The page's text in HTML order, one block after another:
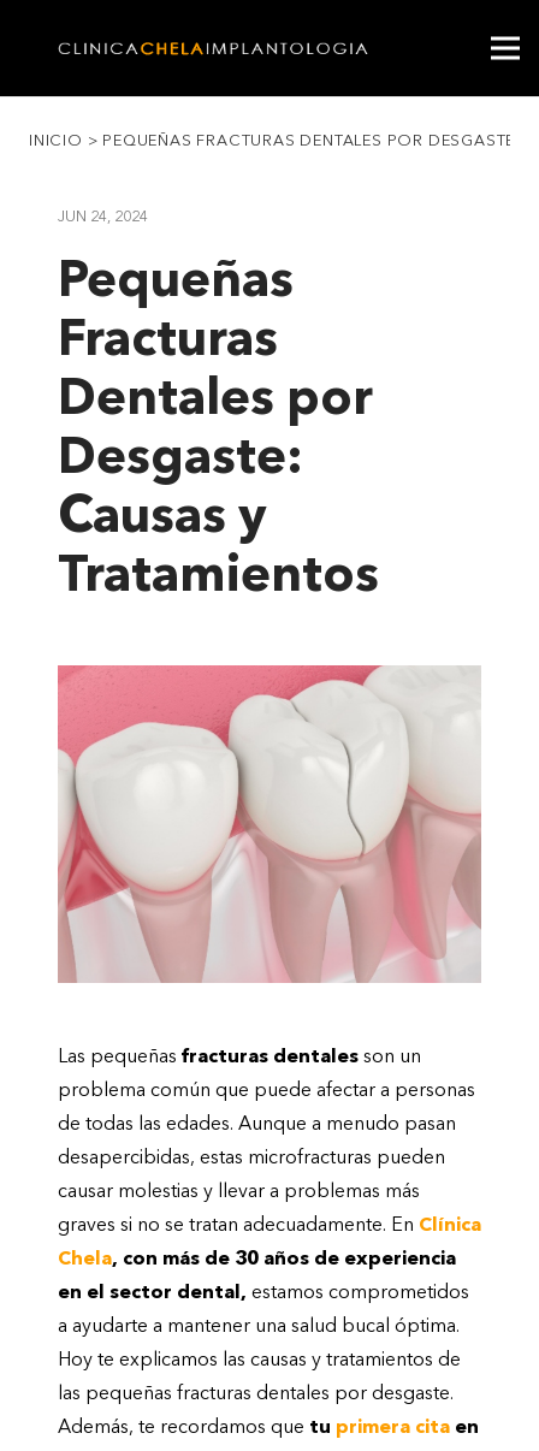
INICIO > PEQUEÑAS FRACTURAS DENTALES POR DESGASTE:
JUN 24, 2024
Pequeñas
Fracturas
Dentales por
Desgaste:
Causas y
Tratamientos
Las pequeñas fracturas dentales son un
problema común que puede afectar a personas
de todas las edades. Aunque a menudo pasan
desapercibidas, estas microfracturas pueden
causar molestias y llevar a problemas más
graves si no se tratan adecuadamente. En Clínica
Chela, con más de 30 años de experiencia
en el sector dental, estamos comprometidos
a ayudarte a mantener una salud bucal óptima.
Hoy te explicamos las causas y tratamientos de
las pequeñas fracturas dentales por desgaste.
Además, te recordamos que tu primera cita en